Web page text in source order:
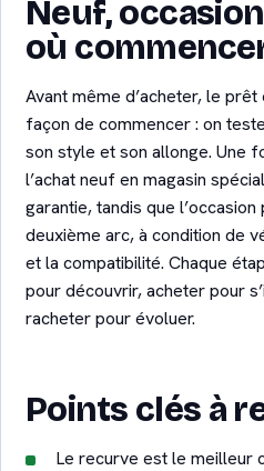
Neuf,
où
Avant même d’acheter, le
façon de commencer : on
son style et son allonge. Une
l’achat neuf en magasin
garantie, tandis que l’occasion
deuxième arc, à condition de
et la compatibilité. Chaque
pour découvrir, acheter pour
racheter pour évoluer.
Points clés à
Le recurve est le meilleur